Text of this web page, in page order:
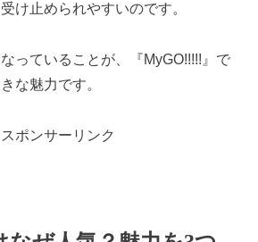
け止められやすいのです。
っていることが、『MyGO!!!!!』で
な魅力です。
スポンサーリンク